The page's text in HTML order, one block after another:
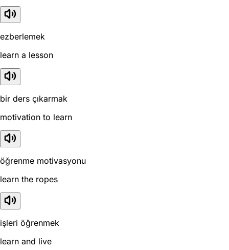
ezberlemek
learn a lesson
bir ders çıkarmak
motivation to learn
öğrenme motivasyonu
learn the ropes
işleri öğrenmek
learn and live